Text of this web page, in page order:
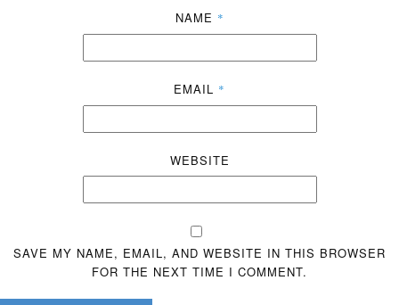
NAME *
EMAIL *
WEBSITE
SAVE MY NAME, EMAIL, AND WEBSITE IN THIS BROWSER
FOR THE NEXT TIME I COMMENT.